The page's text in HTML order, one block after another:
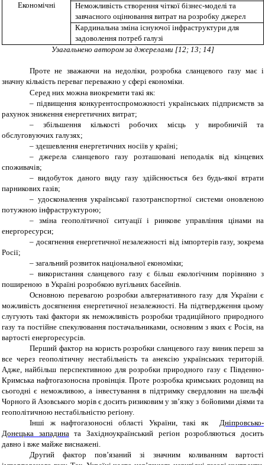
Економічні
Неможливість створення чіткої бізнес-моделі та
завчасного оцінювання витрат на розробку джерел
Кардинальна зміна існуючої інфраструктури для
задоволення потреб галузі
Узагальнено автором за джерелами [12; 13; 14]
Проте не зважаючи на недоліки, розробка сланцевого газу має і
значну кількість переваг переважно у сфері економіки.
Серед них можна виокремити такі як:
– підвищення конкурентоспроможності українських підприємств за
рахунок зниження енергетичних витрат;
–
збільшення кількості робочих
місць у виробничій та
обслуговуючих галузях;
– здешевлення енергетичних носіїв у країні;
–
джерела сланцевого газу розташовані неподалік від кінцевих
споживачів;
– видобуток даного виду газу здійснюється без будь-якої втрати
парникових газів;
– удосконалення української газотранспортної системи оновленою
потужною інфраструктурою;
– зміна геополітичної ситуації і ринкове управління цінами на
енергоресурси;
– досягнення енергетичної незалежності від імпортерів газу, зокрема
Росії;
– загальний розвиток національної економіки;
– використання сланцевого газу є більш екологічним порівняно з
поширеною в Україні розробкою вугільних басейнів.
Основною перевагою розробки альтернативного газу для України є
можливість досягнення енергетичної незалежності. На підтвердження цьому
слугують такі фактори як неможливість розробки традиційного природного
газу та постійне спекулювання постачальниками, основним з яких є Росія, на
вартості енергоресурсів.
Перший фактор на користь розробки сланцевого газу виник переш за
все через геополітичну нестабільність та анексію українських територій.
Адже, найбільш перспективною для розробки природного газу є Південно-
Кримська нафтогазоносна провінція. Проте розробка кримських родовищ на
сьогодні є неможливою, а інвестування в підтримку свердловин на шельфі
Чорного й Азовського морів є досить ризиковим у зв’язку з бойовими діями та
геополітичною нестабільністю регіону.
Інші ж нафтогазоносні області України, такі як
Дніпровсько-
Донецька западината Західноукраїнський регіон розробляються досить
давно і вже майже виснажені.
Другий фактор пов’язанийзі значним коливанням вартості